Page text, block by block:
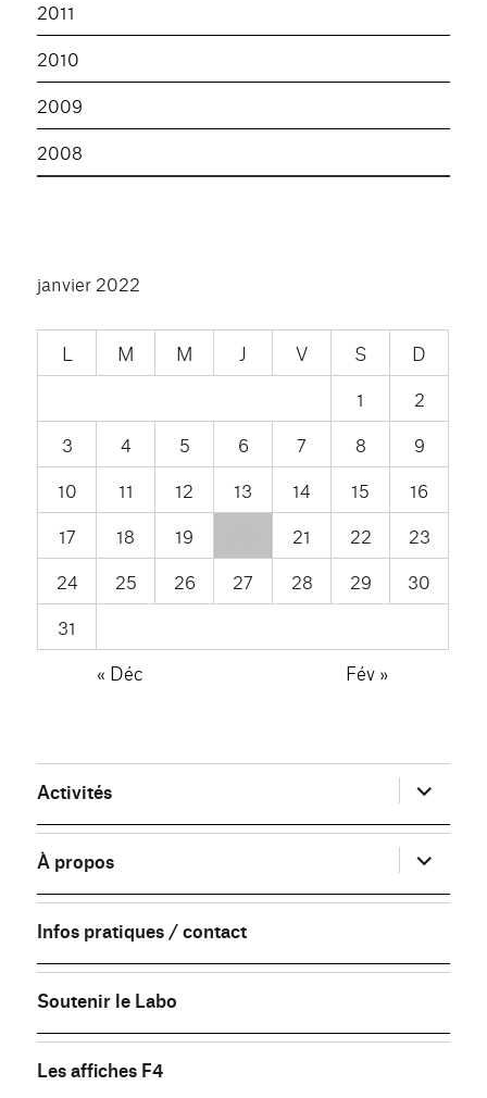
2011
2010
2009
2008
janvier 2022
L M M J V S
D
1
2
3
4 5 6 7 8
9
10
11 12 13 14 15
16
17
18 19 21 22
23
24
25 26 27 28 29
30
31
« Déc
Fév »
Activités ouvrir
le
sous-
menu
À propos
ouvrir
le
sous-
menu
Infos pratiques / contact
Soutenir le Labo
Les affiches F4